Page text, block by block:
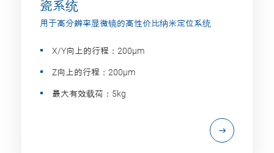
瓷系统
用于高分辨率显微镜的高性价比纳米定位系统
X/Y向上的行程：200µm
Z向上的行程：200µm
最大有效载荷：5kg